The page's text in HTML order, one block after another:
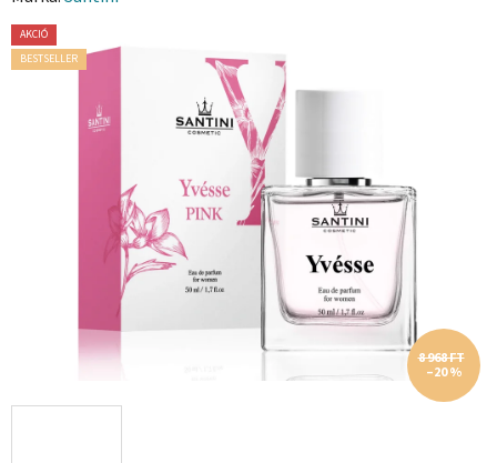
átlagos
értékelése
AKCIÓ
BESTSELLER
8 968 FT
–20 %